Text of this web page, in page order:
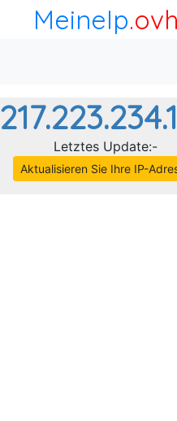
MeineIp.ovh
Letztes Update:-
Aktualisieren Sie Ihre IP-